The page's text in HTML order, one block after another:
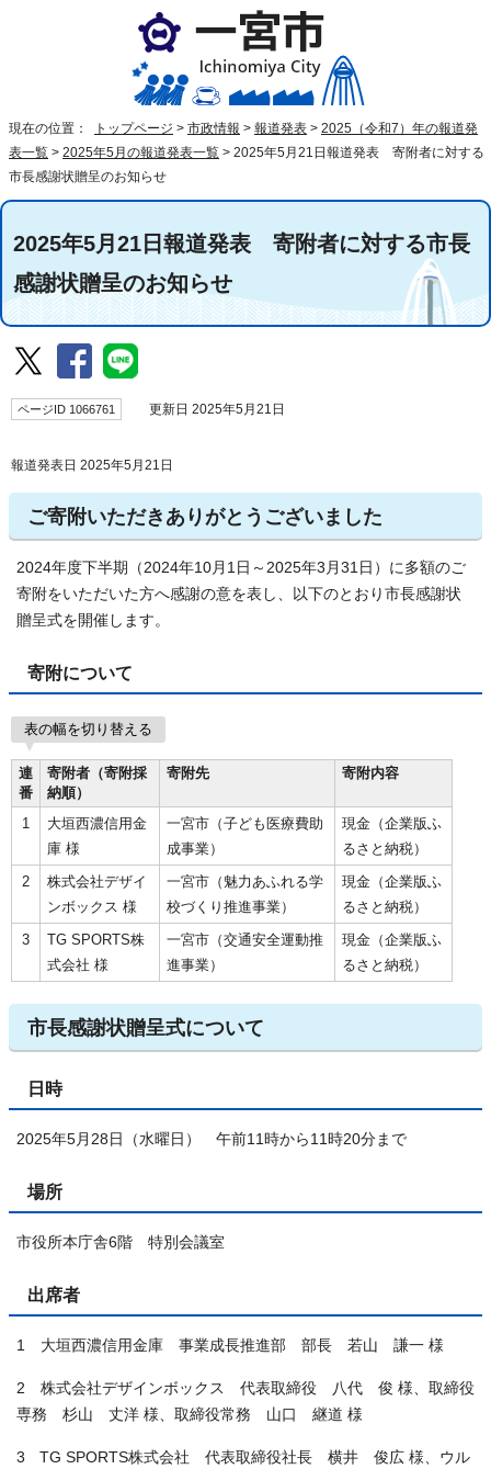
現在の位置： トップページ > 市政情報 > 報道発表 > 2025（令和7）年の報道発
表一覧 > 2025年5月の報道発表一覧 > 2025年5月21日報道発表 寄附者に対する
市長感謝状贈呈のお知らせ
2025年5月21日報道発表 寄附者に対する市長
感謝状贈呈のお知らせ
ページID 1066761 更新日 2025年5月21日
報道発表日 2025年5月21日
ご寄附いただきありがとうございました
2024年度下半期（2024年10月1日～2025年3月31日）に多額のご
寄附をいただいた方へ感謝の意を表し、以下のとおり市長感謝状
贈呈式を開催します。
寄附について
表の幅を切り替える
連
番
寄附者（寄附採
納順）
寄附先 寄附内容
1
大垣西濃信用金
庫 様
一宮市（子ども医療費助
成事業）
現金（企業版ふ
るさと納税）
2
株式会社デザイ
ンボックス 様
一宮市（魅力あふれる学
校づくり推進事業）
現金（企業版ふ
るさと納税）
3
TG SPORTS株
式会社 様
一宮市（交通安全運動推
進事業）
現金（企業版ふ
るさと納税）
市長感謝状贈呈式について
日時
2025年5月28日（水曜日） 午前11時から11時20分まで
場所
市役所本庁舎6階 特別会議室
出席者
1 大垣西濃信用金庫 事業成長推進部 部長 若山 謙一 様
2 株式会社デザインボックス 代表取締役 八代 俊 様、取締役
専務 杉山 丈洋 様、取締役常務 山口 継道 様
3 TG SPORTS株式会社 代表取締役社長 横井 俊広 様、ウル